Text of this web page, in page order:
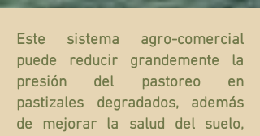
Este sistema agro-comercial
puede reducir grandemente la
presión del pastoreo en
pastizales degradados, además
de mejorar la salud del suelo,